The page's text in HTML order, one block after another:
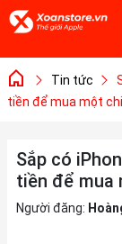
Tin tức
tiền để mua một
Sắp có
tiền để mua
Người đăng: